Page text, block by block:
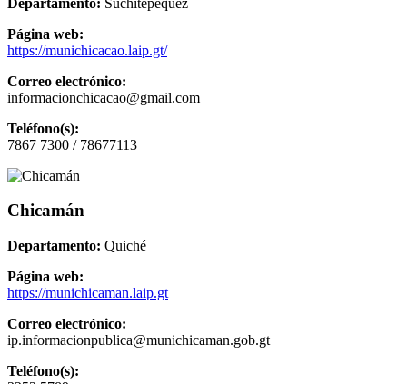
Página web:
https://munichicacao.laip.gt/
Correo electrónico:
informacionchicacao@gmail.com
Teléfono(s):
7867 7300 / 78677113
Chicamán
Departamento: Quiché
Página web:
https://munichicaman.laip.gt
Correo electrónico:
ip.informacionpublica@munichicaman.gob.gt
Teléfono(s):